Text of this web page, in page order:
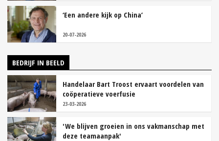
‘Een andere kijk op China’
20-07-2026
BEDRIJF IN BEELD
Handelaar Bart Troost ervaart voordelen van
coöperatieve voerfusie
23-03-2026
'We blijven groeien in ons vakmanschap met
deze teamaanpak'